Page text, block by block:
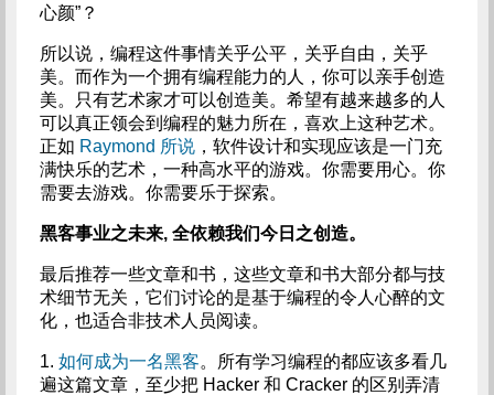
心颜”？
所以说，编程这件事情关乎公平，关乎自由，关乎
美。而作为一个拥有编程能力的人，你可以亲手创造
美。只有艺术家才可以创造美。希望有越来越多的人
可以真正领会到编程的魅力所在，喜欢上这种艺术。
正如 Raymond 所说，软件设计和实现应该是一门充
满快乐的艺术，一种高水平的游戏。你需要用心。你
需要去游戏。你需要乐于探索。
黑客事业之未来, 全依赖我们今日之创造。
最后推荐一些文章和书，这些文章和书大部分都与技
术细节无关，它们讨论的是基于编程的令人心醉的文
化，也适合非技术人员阅读。
1. 如何成为一名黑客。所有学习编程的都应该多看几
遍这篇文章，至少把 Hacker 和 Cracker 的区别弄清